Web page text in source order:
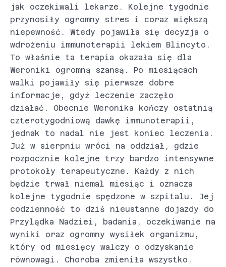
jak oczekiwali lekarze. Kolejne tygodnie
przynosiły ogromny stres i coraz większą
niepewność. Wtedy pojawiła się decyzja o
wdrożeniu immunoterapii lekiem Blincyto.
To właśnie ta terapia okazała się dla
Weroniki ogromną szansą. Po miesiącach
walki pojawiły się pierwsze dobre
informacje, gdyż leczenie zaczęło
działać. Obecnie Weronika kończy ostatnią
czterotygodniową dawkę immunoterapii,
jednak to nadal nie jest koniec leczenia.
Już w sierpniu wróci na oddział, gdzie
rozpocznie kolejne trzy bardzo intensywne
protokoły terapeutyczne. Każdy z nich
będzie trwał niemal miesiąc i oznacza
kolejne tygodnie spędzone w szpitalu. Jej
codzienność to dziś nieustanne dojazdy do
Przylądka Nadziei, badania, oczekiwanie na
wyniki oraz ogromny wysiłek organizmu,
który od miesięcy walczy o odzyskanie
równowagi. Choroba zmieniła wszystko.